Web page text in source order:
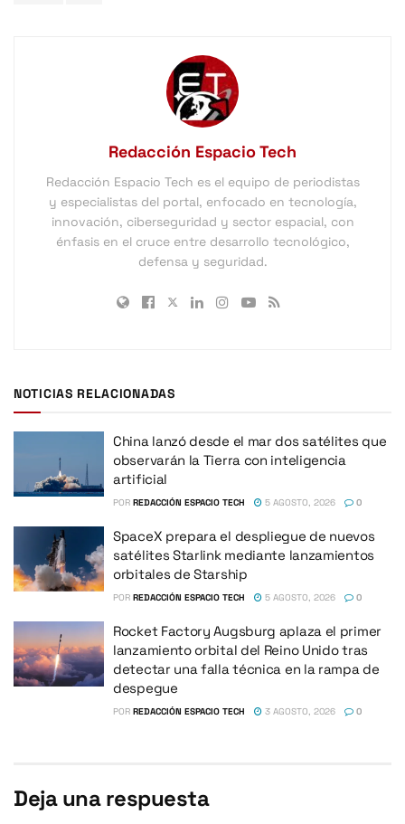
Redacción Espacio Tech
Redacción Espacio Tech es el equipo de periodistas
y especialistas del portal, enfocado en tecnología,
innovación, ciberseguridad y sector espacial, con
énfasis en el cruce entre desarrollo tecnológico,
defensa y seguridad.
NOTICIAS RELACIONADAS
China lanzó desde el mar dos satélites que
observarán la Tierra con inteligencia
artificial
POR REDACCIÓN ESPACIO TECH 5 AGOSTO, 2026 0
SpaceX prepara el despliegue de nuevos
satélites Starlink mediante lanzamientos
orbitales de Starship
POR REDACCIÓN ESPACIO TECH 5 AGOSTO, 2026 0
Rocket Factory Augsburg aplaza el primer
lanzamiento orbital del Reino Unido tras
detectar una falla técnica en la rampa de
despegue
POR REDACCIÓN ESPACIO TECH 3 AGOSTO, 2026 0
Deja una respuesta